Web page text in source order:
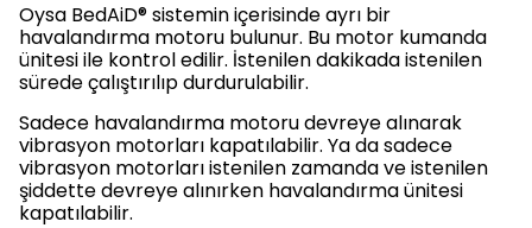
Oysa BedAiD® sistemin içerisinde ayrı bir
havalandırma motoru bulunur. Bu motor kumanda
ünitesi ile kontrol edilir. İstenilen dakikada istenilen
sürede çalıştırılıp durdurulabilir.
Sadece havalandırma motoru devreye alınarak
vibrasyon motorları kapatılabilir. Ya da sadece
vibrasyon motorları istenilen zamanda ve istenilen
şiddette devreye alınırken havalandırma ünitesi
kapatılabilir.